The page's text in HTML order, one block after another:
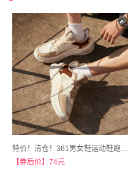
特价！清仓！361男女鞋运动鞋跑步鞋
【券后价】74元